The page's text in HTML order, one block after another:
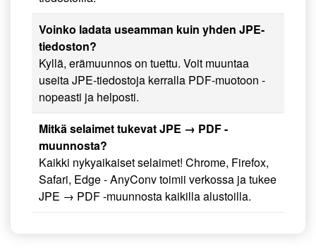
Voinko ladata useamman kuin yhden JPE-
tiedoston?
Kyllä, erämuunnos on tuettu. Voit muuntaa
useita JPE-tiedostoja kerralla PDF-muotoon -
nopeasti ja helposti.
Mitkä selaimet tukevat JPE → PDF -
muunnosta?
Kaikki nykyaikaiset selaimet! Chrome, Firefox,
Safari, Edge - AnyConv toimii verkossa ja tukee
JPE → PDF -muunnosta kaikilla alustoilla.